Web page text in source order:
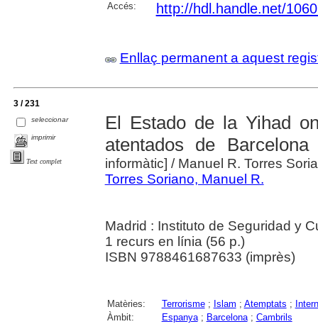
Accés: http://hdl.handle.net/
Enllaç permanent a aquest
3 / 231
seleccionar
imprimir
Text complet
El Estado de la Yihad
atentados de
informàtic] / Manuel R. Torres
Torres Soriano, Manuel R.
Madrid : Instituto de Seguridad y
1 recurs en línia (56 p.)
ISBN 9788461687633 (imprès)
Matèries: Terrorisme; Islam ; Atemptats ;
Àmbit:
Espanya; Barcelona; Cambrils